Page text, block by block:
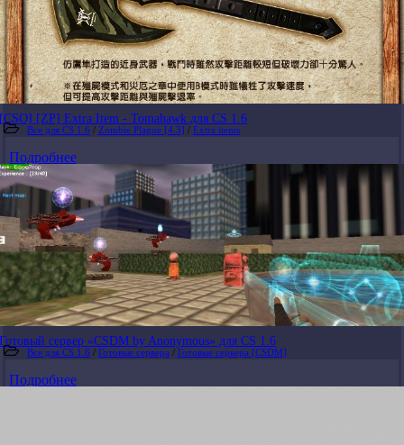
[CSO] [ZP] Extra Item - Tomahawk для CS 1.6
Все для CS 1.6 / Zombie Plague [4.3] / Extra items
Подробнее
Готовый сервер «CSDM by Anonymous» для CS 1.6
Все для CS 1.6 / Готовые сервера / Готовые сервера [CSDM]
Подробнее